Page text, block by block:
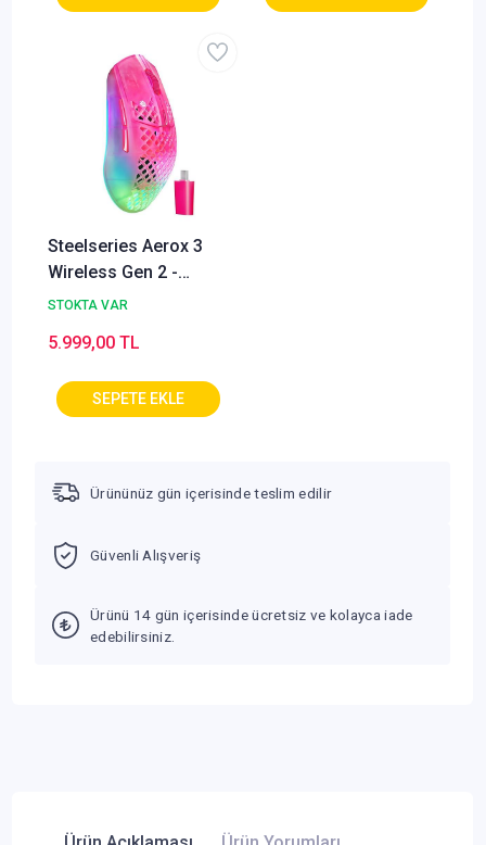
Steelseries Aerox 3
Wireless Gen 2 -
Magenta Haze 4K
Mouse
STOKTA VAR
5.999,00 TL
Ürününüz gün içerisinde teslim edilir
Güvenli Alışveriş
Ürünü 14 gün içerisinde ücretsiz ve kolayca iade
edebilirsiniz.